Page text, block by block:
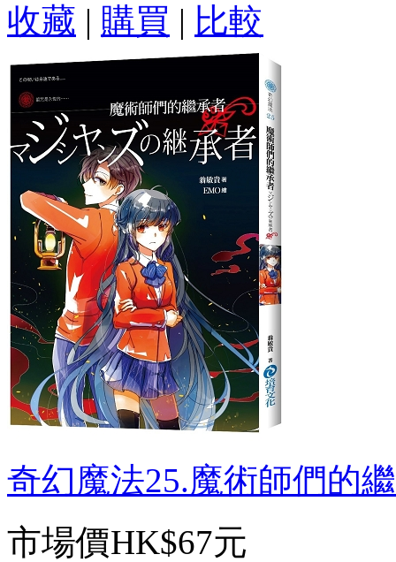
收藏 | 購買 | 比較
奇幻魔法25.魔術師們的
市場價HK$67元